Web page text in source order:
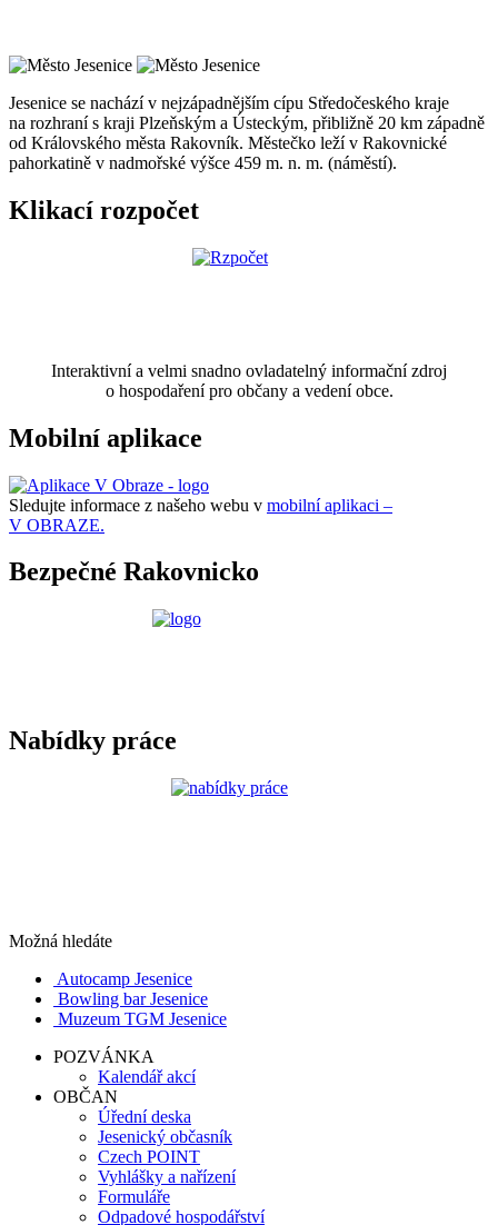
Jesenice se nachází v nejzápadnějším cípu Středočeského kraje
na rozhraní s kraji Plzeňským a Ústeckým, přibližně 20 km západně
od Královského města Rakovník. Městečko leží v Rakovnické
pahorkatině v nadmořské výšce 459 m. n. m. (náměstí).
Klikací rozpočet
Interaktivní a velmi snadno ovladatelný informační zdroj
o hospodaření pro občany a vedení obce.
Mobilní aplikace
Sledujte informace z našeho webu v mobilní aplikaci –
V OBRAZE.
Bezpečné Rakovnicko
Nabídky práce
Možná hledáte
Autocamp Jesenice
Bowling bar Jesenice
Muzeum TGM Jesenice
POZVÁNKA
Kalendář akcí
OBČAN
Úřední deska
Jesenický občasník
Czech POINT
Vyhlášky a nařízení
Formuláře
Odpadové hospodářství